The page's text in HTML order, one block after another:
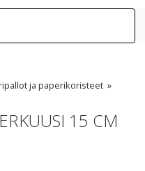
ja paperikoristeet
15 CM